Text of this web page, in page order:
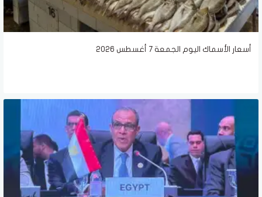
أسعار الأسماك اليوم الجمعة 7 أغسطس 2026